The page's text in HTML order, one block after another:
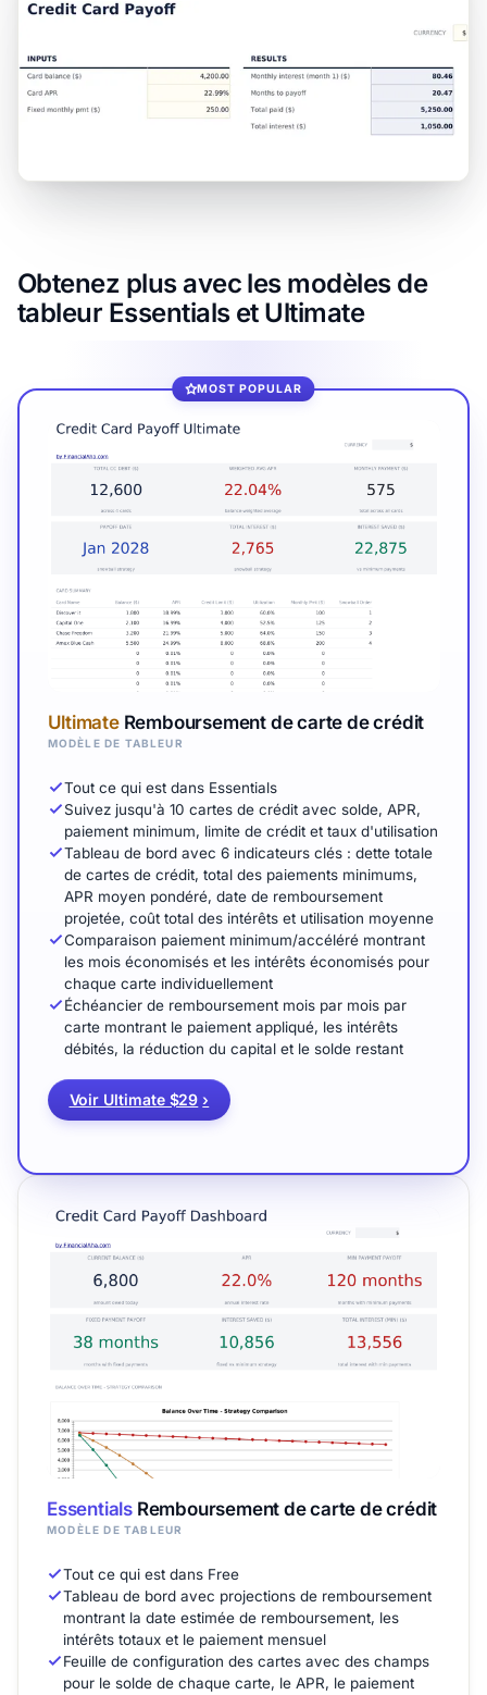
Obtenez plus avec les modèles de
tableur Essentials et Ultimate
EssentialsRemboursement de carte de crédit
MODÈLE DE TABLEUR
Tout ce qui est dans Free
Tableau de bord avec projections de remboursement
montrant la date estimée de remboursement, les
intérêts totaux et le paiement mensuel
Feuille de configuration des cartes avec des champs
pour le solde de chaque carte, le APR, le paiement
MOST POPULAR
UltimateRemboursement de carte de crédit
MODÈLE DE TABLEUR
Tout ce qui est dans Essentials
Suivez jusqu'à 10 cartes de crédit avec solde, APR,
paiement minimum, limite de crédit et taux d'utilisation
Tableau de bord avec 6 indicateurs clés : dette totale
de cartes de crédit, total des paiements minimums,
APR moyen pondéré, date de remboursement
projetée, coût total des intérêts et utilisation moyenne
Comparaison paiement minimum/accéléré montrant
les mois économisés et les intérêts économisés pour
chaque carte individuellement
Échéancier de remboursement mois par mois par
carte montrant le paiement appliqué, les intérêts
débités, la réduction du capital et le solde restant
Voir Ultimate $29 ›